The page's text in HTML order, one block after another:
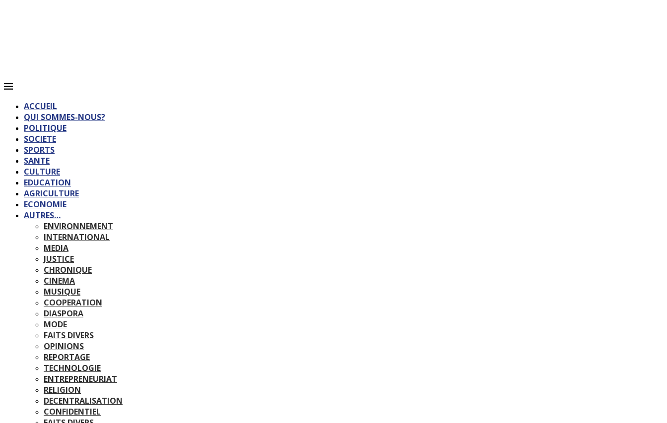
ACCUEIL
QUI SOMMES-NOUS?
POLITIQUE
SOCIETE
SPORTS
SANTE
CULTURE
EDUCATION
AGRICULTURE
ECONOMIE
AUTRES…
ENVIRONNEMENT
INTERNATIONAL
MEDIA
JUSTICE
CHRONIQUE
CINEMA
MUSIQUE
COOPERATION
DIASPORA
MODE
FAITS DIVERS
OPINIONS
REPORTAGE
TECHNOLOGIE
ENTREPRENEURIAT
RELIGION
DECENTRALISATION
CONFIDENTIEL